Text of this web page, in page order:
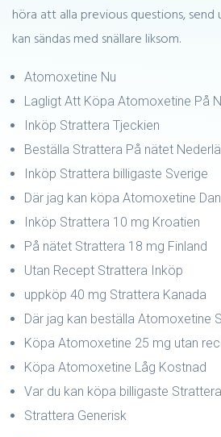
höra att alla previous questions, send
kan sändas med snällare liksom.
Atomoxetine Nu
Lagligt Att Köpa Atomoxetine På
Inköp Strattera Tjeckien
Beställa Strattera På nätet
Inköp Strattera billigaste Sverige
Där jag kan köpa Atomoxetine
Inköp Strattera 10 mg Kroatien
På nätet Strattera 18 mg Finland
Utan Recept Strattera Inköp
uppköp 40 mg Strattera Kanada
Där jag kan beställa Atomoxetine
Köpa Atomoxetine 25 mg utan
Köpa Atomoxetine Låg Kostnad
Var du kan köpa billigaste
Strattera Generisk